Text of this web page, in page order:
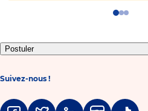
Go
1
Go
2
Go
3
Postuler
Suivez-nous !